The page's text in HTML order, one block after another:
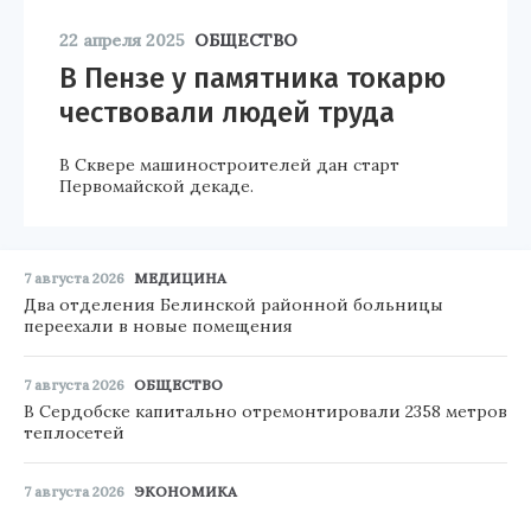
22 апреля 2025 ОБЩЕСТВО
В Пензе у памятника токарю
чествовали людей труда
В Сквере машиностроителей дан старт
Первомайской декаде.
7 августа 2026 МЕДИЦИНА
Два отделения Белинской районной больницы
переехали в новые помещения
7 августа 2026 ОБЩЕСТВО
В Сердобске капитально отремонтировали 2358 метров
теплосетей
7 августа 2026 ЭКОНОМИКА